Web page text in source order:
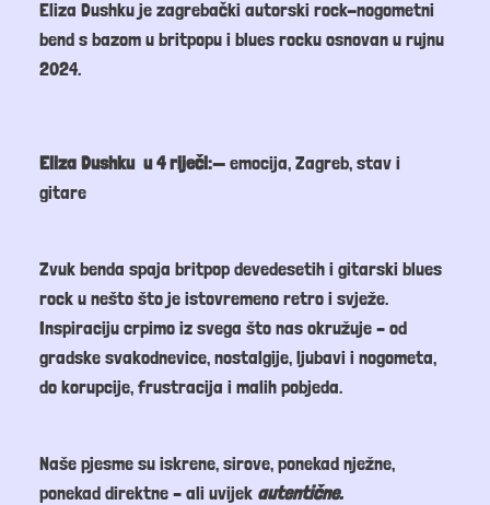
Eliza Dushku je zagrebački autorski rock-nogometni
bend s bazom u britpopu i blues rocku osnovan u rujnu
2024.
Eliza Dushku u 4 riječi:— emocija, Zagreb, stav i
gitare
Zvuk benda spaja britpop devedesetih i gitarski blues
rock u nešto što je istovremeno retro i svježe.
Inspiraciju crpimo iz svega što nas okružuje – od
gradske svakodnevice, nostalgije, ljubavi i nogometa,
do korupcije, frustracija i malih pobjeda.
Naše pjesme su iskrene, sirove, ponekad nježne,
ponekad direktne – ali uvijek autentične.